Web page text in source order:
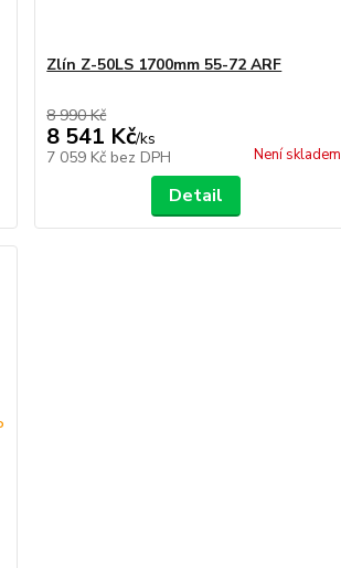
Zlín Z-50LS 1700mm 55-72 ARF
8 990 Kč
8 541 Kč/ks
7 059 Kč bez DPH Není skladem
Detail